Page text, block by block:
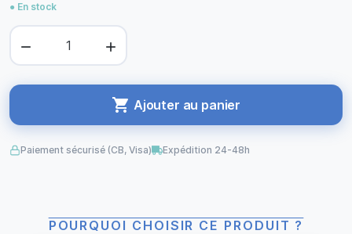
● En stock
 
 Ajouter au panier
Paiement sécurisé (CB, Visa) Expédition 24-48h
POURQUOI CHOISIR CE PRODUIT ?